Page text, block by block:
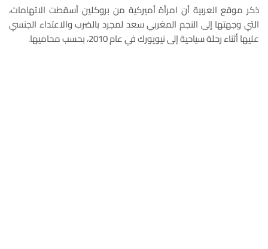
ذكر موقع العربية أن امرأة أميركية من بروكلين أسقطت الاتهامات،
التي وجهتها إلى النجم المغربي سعد لمجرد بالضرب والاعتداء الجنسي
عليها أثناء رحلة سياحية إلى نيويورك في عام 2010، بحسب محاميها.